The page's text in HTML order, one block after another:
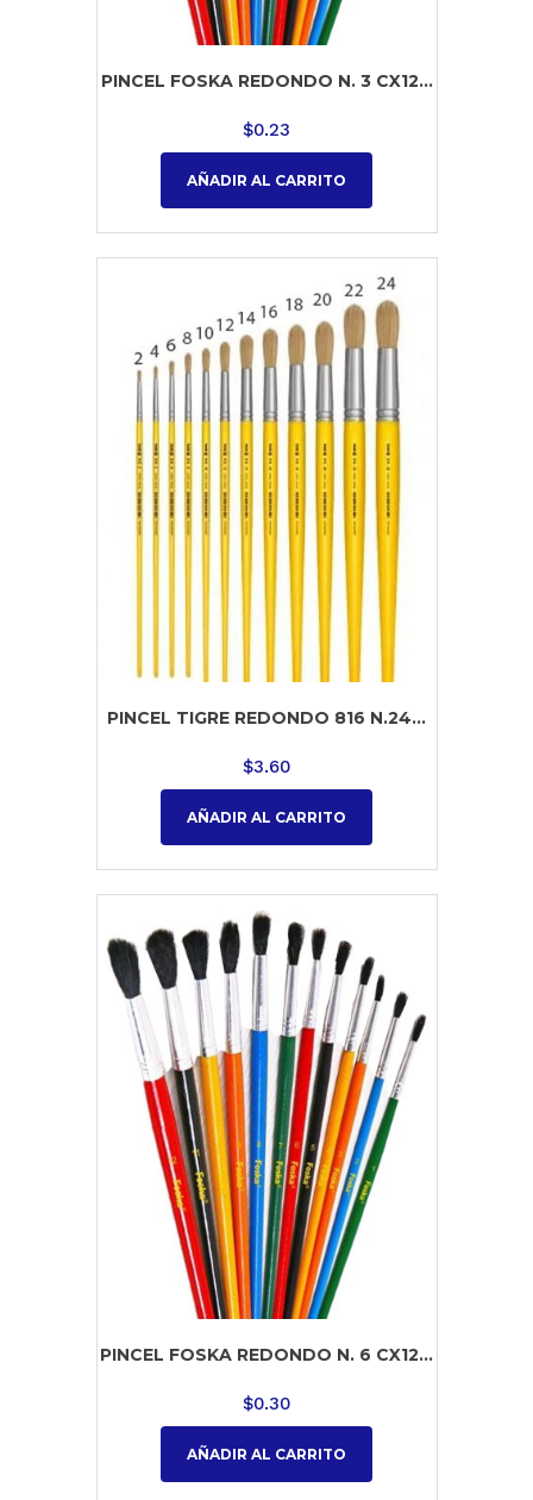
PINCEL FOSKA REDONDO N. 3 CX12...
$0.23
AÑADIR AL CARRITO
PINCEL TIGRE REDONDO 816 N.24...
$3.60
AÑADIR AL CARRITO
PINCEL FOSKA REDONDO N. 6 CX12...
$0.30
AÑADIR AL CARRITO